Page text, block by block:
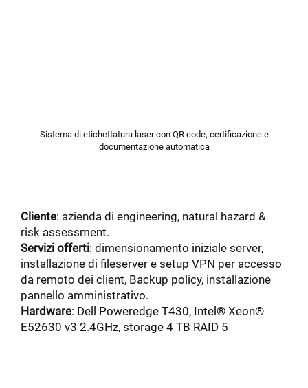
Sistema di etichettatura laser con QR code, certificazione e
documentazione automatica
Cliente: azienda di engineering, natural hazard &
risk assessment.
Servizi offerti: dimensionamento iniziale server,
installazione di fileserver e setup VPN per accesso
da remoto dei client, Backup policy, installazione
pannello amministrativo.
Hardware: Dell Poweredge T430, Intel® Xeon®
E52630 v3 2.4GHz, storage 4 TB RAID 5